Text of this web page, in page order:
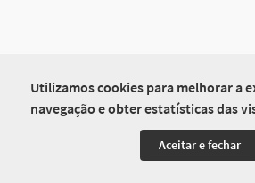
Utilizamos cookies para melhorar a
navegação e obter estatísticas das
Aceitar e fechar